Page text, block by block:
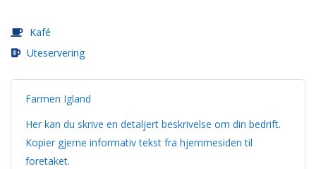
Kafé
Uteservering
Farmen Igland
Her kan du skrive en detaljert beskrivelse om din bedrift.
Kopier gjerne informativ tekst fra hjemmesiden til
foretaket.